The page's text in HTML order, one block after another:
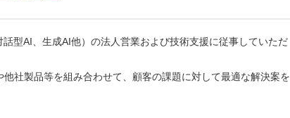
型AI、生成AI他）の法人営業および技術支援に従事していただ
社製品等を組み合わせて、顧客の課題に対して最適な解決案を